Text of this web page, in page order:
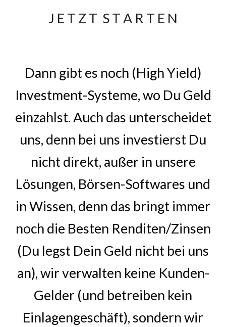
J E T Z T S T A R T E N
Dann gibt es noch (High Yield)
Investment-Systeme, wo Du Geld
einzahlst. Auch das unterscheidet
uns, denn bei uns investierst Du
nicht direkt, außer in unsere
Lösungen, Börsen-Softwares und
inWissen, denn das bringt immer
noch die Besten Renditen/Zinsen
(Du legst Dein Geld nicht bei uns
an), wir verwalten keine Kunden-
Gelder (und betreiben kein
Einlagengeschäft), sondern wir